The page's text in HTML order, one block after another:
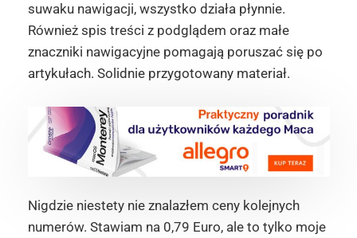
suwaku nawigacji, wszystko działa płynnie.
Również spis treści z podglądem oraz małe
znaczniki nawigacyjne pomagają poruszać się po
artykułach. Solidnie przygotowany materiał.
Nigdzie niestety nie znalazłem ceny kolejnych
numerów. Stawiam na 0,79 Euro, ale to tylko moje